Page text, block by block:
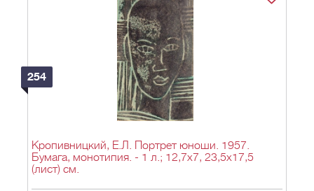
254
Кропивницкий, Е.Л. Портрет юноши. 1957.
Бумага, монотипия. - 1 л.; 12,7х7, 23,5х17,5
(лист) см.